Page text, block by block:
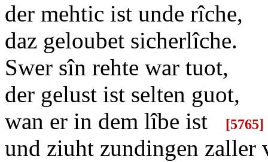
der mehtic ist unde rîche,
daz geloubet sicherlîche.
Swer sîn rehte war tuot,
der gelust ist selten guot,
wan er in dem lîbe ist
[5765]
und ziuht zundingen zaller